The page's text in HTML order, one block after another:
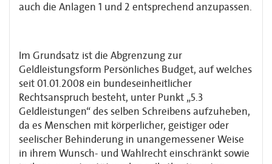
auch die Anlagen 1 und 2 entsprechend anzupassen.
Im Grundsatz ist die Abgrenzung zur
Geldleistungsform Persönliches Budget, auf welches
seit 01.01.2008 ein bundeseinheitlicher
Rechtsanspruch besteht, unter Punkt „5.3
Geldleistungen“ des selben Schreibens aufzuheben,
da es Menschen mit körperlicher, geistiger oder
seelischer Behinderung in unangemessener Weise
in ihrem Wunsch- und Wahlrecht einschränkt sowie